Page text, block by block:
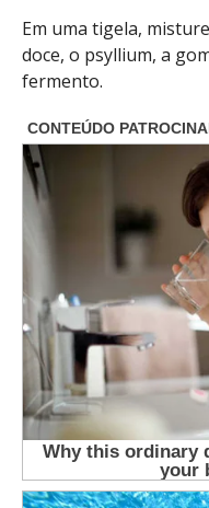
Em uma tigela,
doce, o psyllium, a
fermento.